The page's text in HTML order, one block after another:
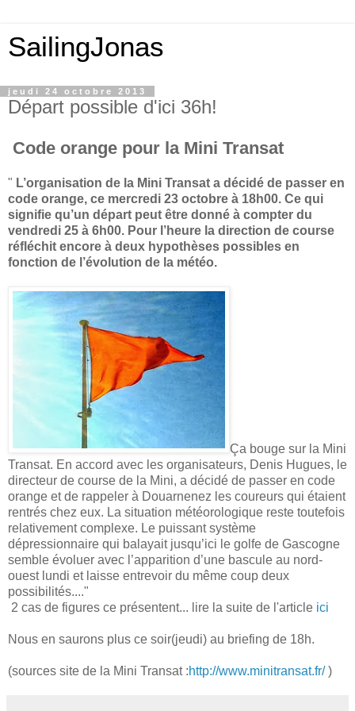
SailingJonas
jeudi 24 octobre 2013
Départ possible d'ici 36h!
Code orange pour la Mini Transat
" L’organisation de la Mini Transat a décidé de passer en
code orange, ce mercredi 23 octobre à 18h00. Ce qui
signifie qu’un départ peut être donné à compter du
vendredi 25 à 6h00. Pour l’heure la direction de course
réfléchit encore à deux hypothèses possibles en
fonction de l’évolution de la météo.
Ça bouge sur la Mini
Transat. En accord avec les organisateurs, Denis Hugues, le
directeur de course de la Mini, a décidé de passer en code
orange et de rappeler à Douarnenez les coureurs qui étaient
rentrés chez eux. La situation météorologique reste toutefois
relativement complexe. Le puissant système
dépressionnaire qui balayait jusqu’ici le golfe de Gascogne
semble évoluer avec l’apparition d’une bascule au nord-
ouest lundi et laisse entrevoir du même coup deux
possibilités...."
2 cas de figures ce présentent... lire la suite de l'article ici
Nous en saurons plus ce soir(jeudi) au briefing de 18h.
(sources site de la Mini Transat :http://www.minitransat.fr/)